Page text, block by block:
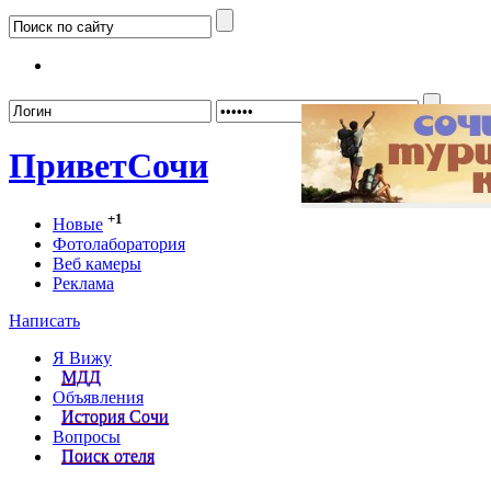
ПриветСочи
Новые +1
Фотолаборатория
Веб камеры
Реклама
Написать
Я Вижу
МДД
Объявления
История Сочи
Вопросы
Поиск отеля